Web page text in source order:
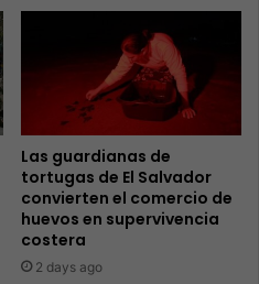
Las guardianas de
tortugas de El Salvador
convierten el comercio de
huevos en supervivencia
costera
2 days ago